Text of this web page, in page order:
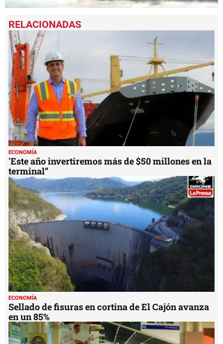
seconds
of
46
seconds
ECONOMÍA
'Este año invertiremos más de $50 millones en la
terminal”
ECONOMÍA
Sellado de fisuras en cortina de El Cajón avanza
en un 85%